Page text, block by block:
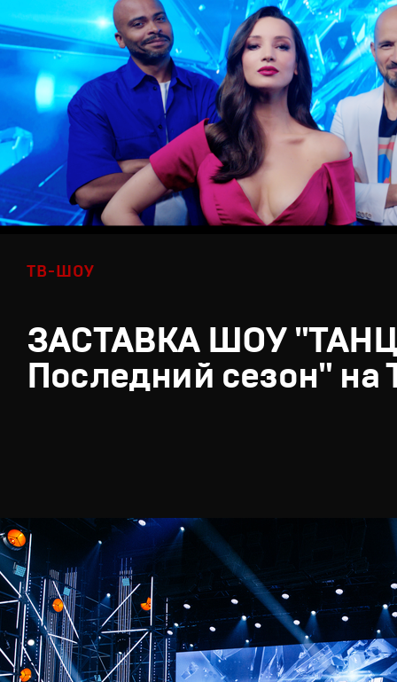
ТВ-ШОУ
ЗАСТАВКА ШОУ
Последний сезон" на